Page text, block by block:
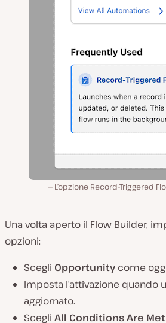
L’opzione Record-Triggered
Una volta aperto il Flow Builder,
opzioni:
Scegli Opportunity come
Imposta l’attivazione quando
aggiornato.
Scegli All Conditions Are Met